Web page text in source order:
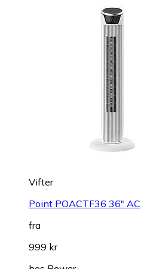
Vifter
Point POACTF36 36" AC
fra
999 kr